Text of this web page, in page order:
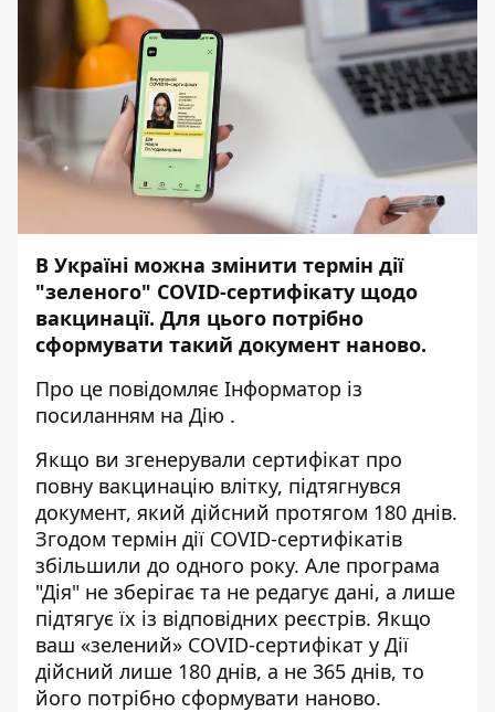
В Україні можна змінити термін дії
"зеленого" COVID-сертифікату щодо
вакцинації. Для цього потрібно
сформувати такий документ наново.
Про це повідомляє Інформатор із
посиланням на Дію .
Якщо ви згенерували сертифікат про
повну вакцинацію влітку, підтягнувся
документ, який дійсний протягом 180 днів.
Згодом термін дії СOVID-сертифікатів
збільшили до одного року. Але програма
"Дія" не зберігає та не редагує дані, а лише
підтягує їх із відповідних реєстрів. Якщо
ваш «зелений» COVID-сертифікат у Дії
дійсний лише 180 днів, а не 365 днів, то
його потрібно сформувати наново.